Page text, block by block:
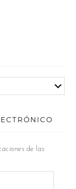
de las